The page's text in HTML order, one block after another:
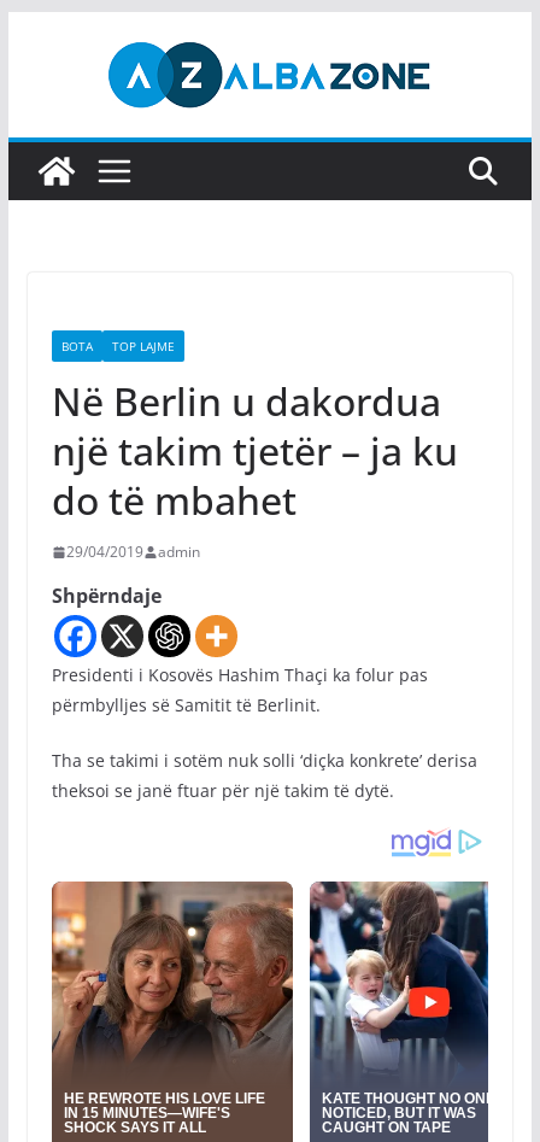
BOTA TOP LAJME
Në Berlin u dakordua
një takim tjetër – ja ku
do të mbahet
29/04/2019 admin
Shpërndaje
Presidenti i Kosovës Hashim Thaçi ka folur pas
përmbylljes së Samitit të Berlinit.
Tha se takimi i sotëm nuk solli ‘diçka konkrete’ derisa
theksoi se janë ftuar për një takim të dytë.